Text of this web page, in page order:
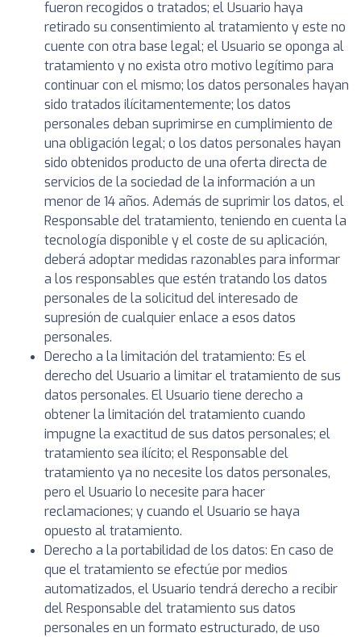
fueron recogidos o tratados; el Usuario haya
retirado su consentimiento al tratamiento y este no
cuente con otra base legal; el Usuario se oponga al
tratamiento y no exista otro motivo legítimo para
continuar con el mismo; los datos personales hayan
sido tratados ilícitamentemente; los datos
personales deban suprimirse en cumplimiento de
una obligación legal; o los datos personales hayan
sido obtenidos producto de una oferta directa de
servicios de la sociedad de la información a un
menor de 14 años. Además de suprimir los datos, el
Responsable del tratamiento, teniendo en cuenta la
tecnología disponible y el coste de su aplicación,
deberá adoptar medidas razonables para informar
a los responsables que estén tratando los datos
personales de la solicitud del interesado de
supresión de cualquier enlace a esos datos
personales.
Derecho a la limitación del tratamiento: Es el
derecho del Usuario a limitar el tratamiento de sus
datos personales. El Usuario tiene derecho a
obtener la limitación del tratamiento cuando
impugne la exactitud de sus datos personales; el
tratamiento sea ilícito; el Responsable del
tratamiento ya no necesite los datos personales,
pero el Usuario lo necesite para hacer
reclamaciones; y cuando el Usuario se haya
opuesto al tratamiento.
Derecho a la portabilidad de los datos: En caso de
que el tratamiento se efectúe por medios
automatizados, el Usuario tendrá derecho a recibir
del Responsable del tratamiento sus datos
personales en un formato estructurado, de uso